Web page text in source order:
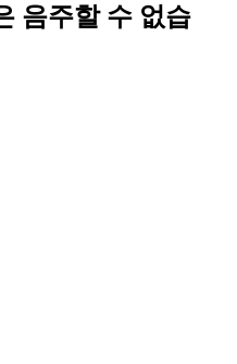
음주할 수 없습